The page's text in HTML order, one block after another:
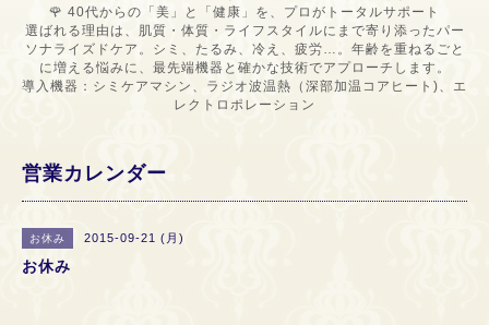
🌹 40代からの「美」と「健康」を、プロがトータルサポート
選ばれる理由は、肌質・体質・ライフスタイルにまで寄り添ったパー
ソナライズドケア。シミ、たるみ、冷え、疲労…。年齢を重ねるごと
に増える悩みに、最先端機器と確かな技術でアプローチします。
導入機器：シミケアマシン、ラジオ波温熱（深部加温コアヒート)、エ
レクトロポレーション
営業カレンダー
お休み 2015-09-21 (月)
お休み